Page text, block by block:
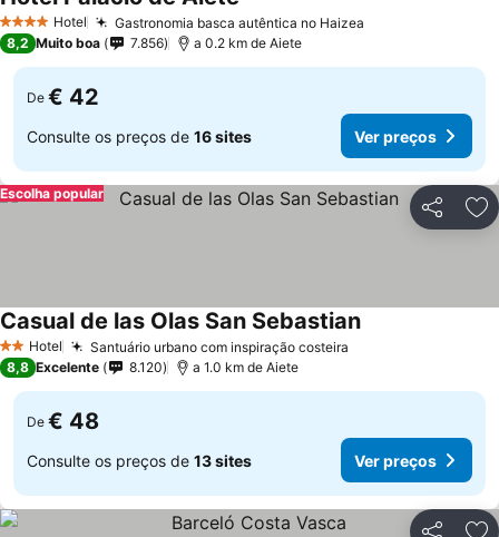
4 EstrelasHotel Gastronomia basca autêntica no Haizea
8,2 Muito boa 7.856 a 0.2 km de Aiete
De € 42
Consulte os preços de 16 sites Ver preços
Partilhar
Escolha popular
2 Estrelas
Hotel Santuário urbano com inspiração costeira
Casual de las Olas San SebastianVer preços
8,8 Excelente 8.120 a 1.0 km de Aiete
De € 48
Consulte os preços de 13 sites Ver preços